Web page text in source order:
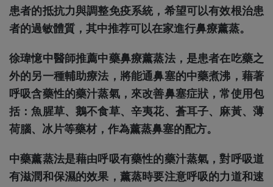
患者的抵抗力與調整免疫系統，希望可以有效根治患
者的過敏體質，其中推荐可以在家進行鼻療薰蒸。
徐瑋憶中醫師推薦中藥鼻療薰蒸法，是患者在吃藥之
外的另一種輔助療法，將能通鼻塞的中藥煮沸，藉著
呼吸含藥性的藥汁蒸氣，來改善鼻塞症狀，常使用包
括：魚腥草、鵝不食草、辛夷花、蒼耳子、麻黃、薄
荷腦、冰片等藥材，作為薰蒸鼻塞的配方。
中藥薰蒸法是藉由呼吸有藥性的藥汁蒸氣，對呼吸道
有滋潤和保濕的效果，薰蒸時要注意呼吸的力道和速